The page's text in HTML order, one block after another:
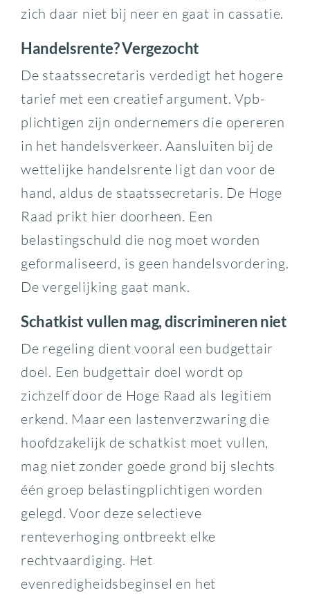
zich daar niet bij neer en gaat in cassatie.
Handelsrente? Vergezocht
De staatssecretaris verdedigt het hogere
tarief met een creatief argument. Vpb-
plichtigen zijn ondernemers die opereren
in het handelsverkeer. Aansluiten bij de
wettelijke handelsrente ligt dan voor de
hand, aldus de staatssecretaris. De Hoge
Raad prikt hier doorheen. Een
belastingschuld die nog moet worden
geformaliseerd, is geen handelsvordering.
De vergelijking gaat mank.
Schatkist vullen mag, discrimineren niet
De regeling dient vooral een budgettair
doel. Een budgettair doel wordt op
zichzelf door de Hoge Raad als legitiem
erkend. Maar een lastenverzwaring die
hoofdzakelijk de schatkist moet vullen,
mag niet zonder goede grond bij slechts
één groep belastingplichtigen worden
gelegd. Voor deze selectieve
renteverhoging ontbreekt elke
rechtvaardiging. Het
evenredigheidsbeginsel en het